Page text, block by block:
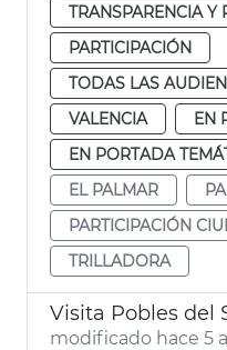
TRANSPARENCIA Y
PARTICIPACIÓN
TODAS LAS
VALENCIA
EN
EN PORTADA
EL PALMAR
PARTICIPACIÓN
TRILLADORA
Visita Pobles del
modificado hace 5